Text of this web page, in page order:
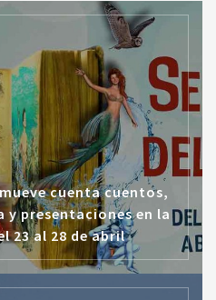
cuenta cuentos,
presentaciones en la
23 al 28 de abril